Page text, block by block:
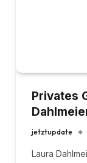
Privates
jetztupdate
Laura